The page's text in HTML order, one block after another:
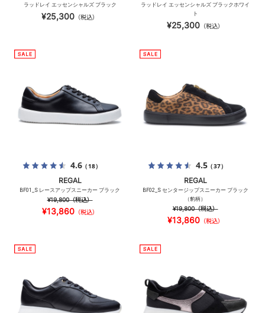
ラッドレイ エッセンシャルズ ブラック
¥25,300 （税込）
ラッドレイ エッセンシャルズ ブラックホワイ
ト
¥25,300 （税込）
4.6（18）
REGAL
BF01_S レースアップスニーカー ブラック
¥19,800（税込）
¥13,860（税込）
4.5（37）
REGAL
BF02_S センタージップスニーカー ブラック
（豹柄）
¥19,800（税込）
¥13,860（税込）